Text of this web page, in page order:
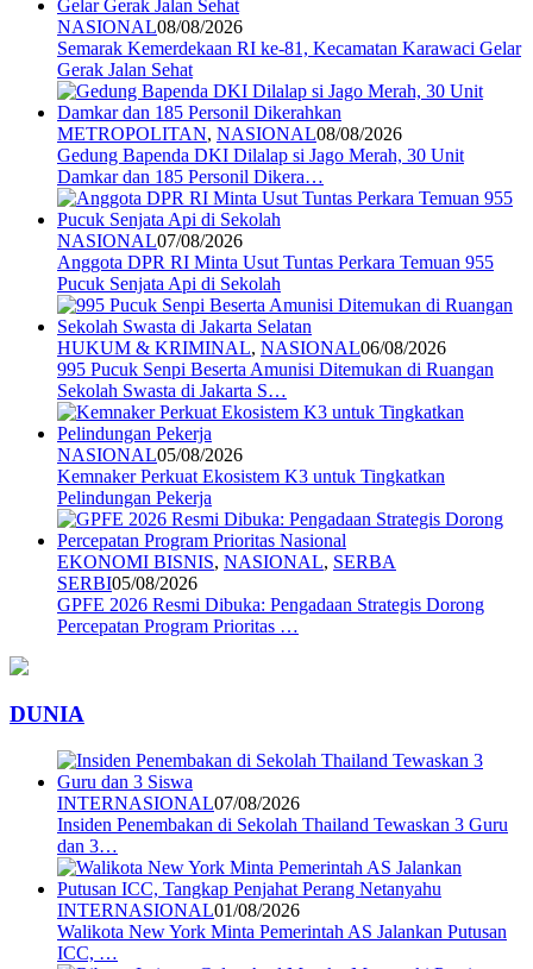
NASIONAL08/08/2026
Semarak Kemerdekaan RI ke-81, Kecamatan Karawaci Gelar
Gerak Jalan Sehat
METROPOLITAN, NASIONAL08/08/2026
Gedung Bapenda DKI Dilalap si Jago Merah, 30 Unit
Damkar dan 185 Personil Dikera…
NASIONAL07/08/2026
Anggota DPR RI Minta Usut Tuntas Perkara Temuan 955
Pucuk Senjata Api di Sekolah
HUKUM & KRIMINAL, NASIONAL06/08/2026
995 Pucuk Senpi Beserta Amunisi Ditemukan di Ruangan
Sekolah Swasta di Jakarta S…
NASIONAL05/08/2026
Kemnaker Perkuat Ekosistem K3 untuk Tingkatkan
Pelindungan Pekerja
EKONOMI BISNIS, NASIONAL, SERBA
SERBI05/08/2026
GPFE 2026 Resmi Dibuka: Pengadaan Strategis Dorong
Percepatan Program Prioritas …
DUNIA
INTERNASIONAL07/08/2026
Insiden Penembakan di Sekolah Thailand Tewaskan 3 Guru
dan 3…
INTERNASIONAL01/08/2026
Walikota New York Minta Pemerintah AS Jalankan Putusan
ICC, …